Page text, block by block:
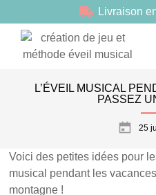
Livraison
L’ÉVEIL MUSICAL
PASSEZ
25
Voici des petites idées pour
musical pendant les
montagne !